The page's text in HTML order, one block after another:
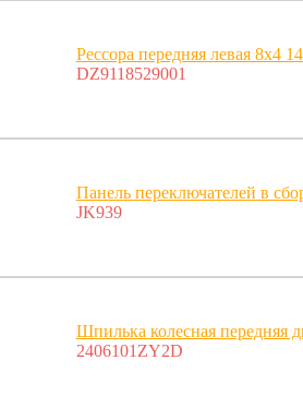
Рессора передняя левая 8x4
DZ9118529001
Панель переключателей в
JK939
Шпилька колесная передняя
2406101ZY2D